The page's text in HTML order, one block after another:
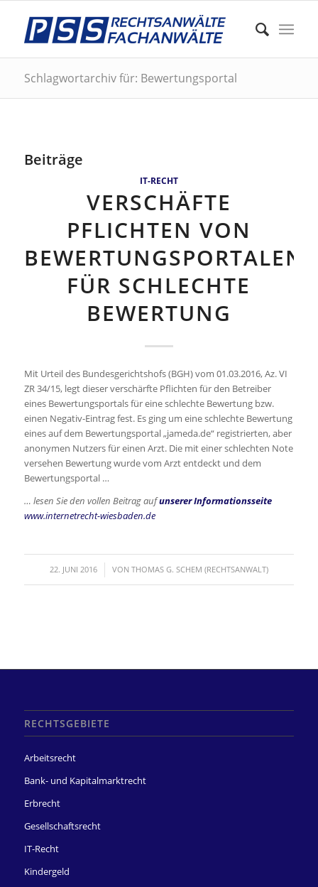
Schlagwortarchiv für: Bewertungsportal
Beiträge
IT-RECHT
VERSCHÄFTE
PFLICHTEN VON
BEWERTUNGSPORTALEN
FÜR SCHLECHTE
BEWERTUNG
Mit Urteil des Bundesgerichtshofs (BGH) vom 01.03.2016, Az. VI
ZR 34/15, legt dieser verschärfte Pflichten für den Betreiber
eines Bewertungsportals für eine schlechte Bewertung bzw.
einen Negativ-Eintrag fest. Es ging um eine schlechte Bewertung
eines auf dem Bewertungsportal „jameda.de“ registrierten, aber
anonymen Nutzers für einen Arzt. Die mit einer schlechten Note
versehen Bewertung wurde vom Arzt entdeckt und dem
Bewertungsportal …
… lesen Sie den vollen Beitrag aufunserer Informationsseite
www.internetrecht-wiesbaden.de
22. JUNI 2016
/ VON THOMAS G. SCHEM (RECHTSANWALT)
RECHTSGEBIETE
Arbeitsrecht
Bank- und Kapitalmarktrecht
Erbrecht
Gesellschaftsrecht
IT-Recht
Kindergeld